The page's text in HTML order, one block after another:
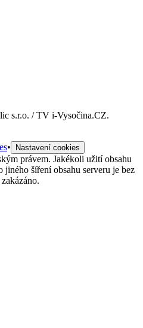
s.r.o. / TV i-Vysočina.CZ.
• Nastavení cookies
právem. Jakékoli užití obsahu
šíření obsahu serveru je bez